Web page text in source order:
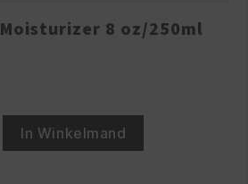
8 oz/250ml
In Winkelmand